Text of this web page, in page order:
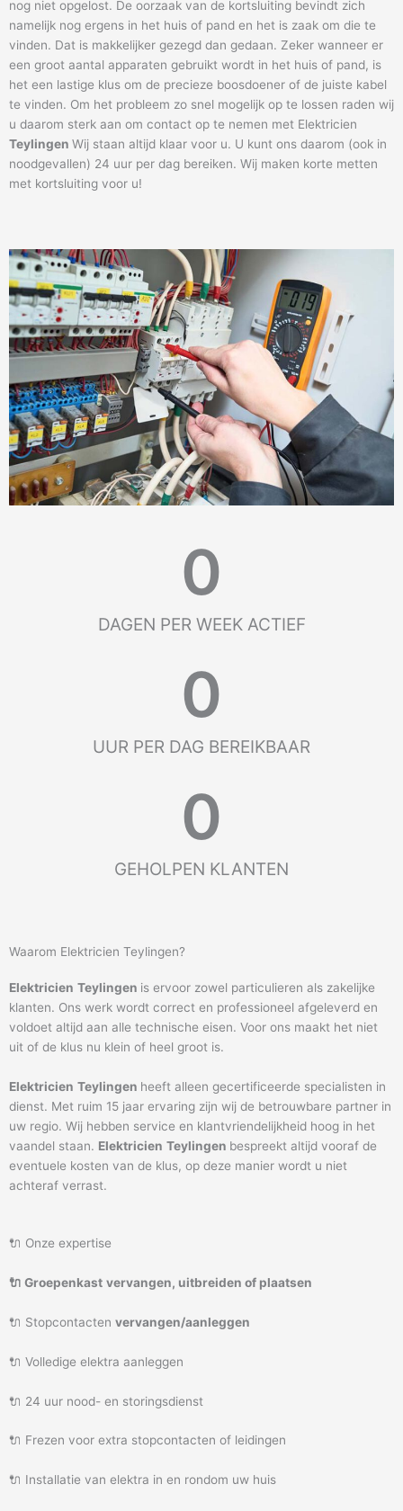
nog niet opgelost. De oorzaak van de kortsluiting bevindt zich
namelijk nog ergens in het huis of pand en het is zaak om die te
vinden. Dat is makkelijker gezegd dan gedaan. Zeker wanneer er
een groot aantal apparaten gebruikt wordt in het huis of pand, is
het een lastige klus om de precieze boosdoener of de juiste kabel
te vinden. Om het probleem zo snel mogelijk op te lossen raden wij
u daarom sterk aan om contact op te nemen met Elektricien
Teylingen Wij staan altijd klaar voor u. U kunt ons daarom (ook in
noodgevallen) 24 uur per dag bereiken. Wij maken korte metten
met kortsluiting voor u!
DAGEN PER WEEK ACTIEF
0
UUR PER DAG BEREIKBAAR
0
GEHOLPEN KLANTEN
0
Waarom Elektricien Teylingen?
Elektricien Teylingen is ervoor zowel particulieren als zakelijke
klanten. Ons werk wordt correct en professioneel afgeleverd en
voldoet altijd aan alle technische eisen. Voor ons maakt het niet
uit of de klus nu klein of heel groot is.
Elektricien Teylingen heeft alleen gecertificeerde specialisten in
dienst. Met ruim 15 jaar ervaring zijn wij de betrouwbare partner in
uw regio. Wij hebben service en klantvriendelijkheid hoog in het
vaandel staan. Elektricien Teylingen bespreekt altijd vooraf de
eventuele kosten van de klus, op deze manier wordt u niet
achteraf verrast.
🔌 Onze expertise
🔌 Groepenkast vervangen, uitbreiden of plaatsen
🔌 Stopcontacten vervangen/aanleggen
🔌 Volledige elektra aanleggen
🔌 24 uur nood- en storingsdienst
🔌 Frezen voor extra stopcontacten of leidingen
🔌 Installatie van elektra in en rondom uw huis